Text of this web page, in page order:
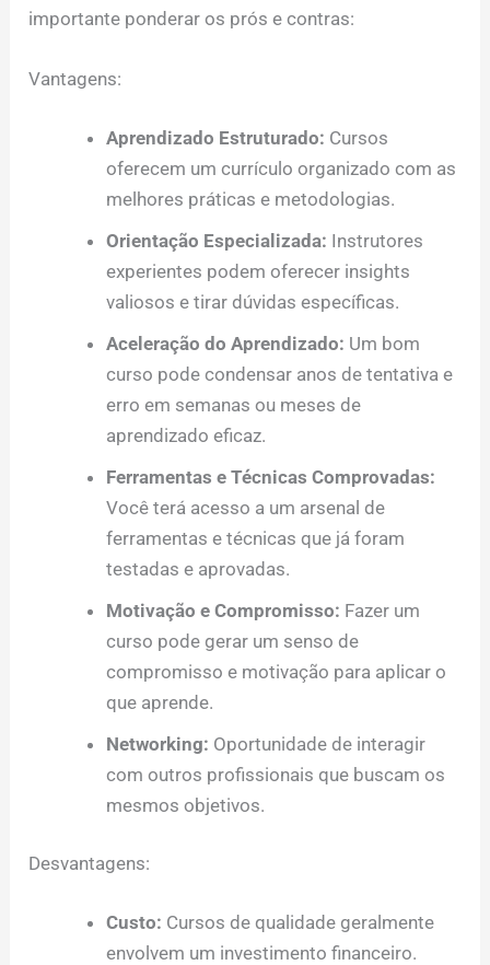
importante ponderar os prós e contras:
Vantagens:
Aprendizado Estruturado: Cursos
oferecem um currículo organizado com as
melhores práticas e metodologias.
Orientação Especializada: Instrutores
experientes podem oferecer insights
valiosos e tirar dúvidas específicas.
Aceleração do Aprendizado: Um bom
curso pode condensar anos de tentativa e
erro em semanas ou meses de
aprendizado eficaz.
Ferramentas e Técnicas Comprovadas:
Você terá acesso a um arsenal de
ferramentas e técnicas que já foram
testadas e aprovadas.
Motivação e Compromisso: Fazer um
curso pode gerar um senso de
compromisso e motivação para aplicar o
que aprende.
Networking: Oportunidade de interagir
com outros profissionais que buscam os
mesmos objetivos.
Desvantagens:
Custo: Cursos de qualidade geralmente
envolvem um investimento financeiro.